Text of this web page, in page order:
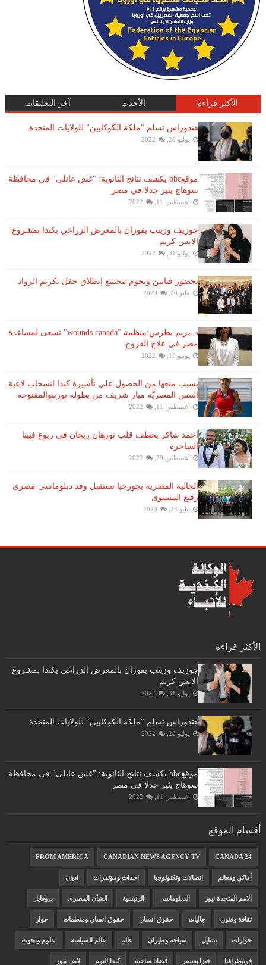
الأكثر قراءة الأحدث آخر التعليقات
هندوراس تسلم "ملكة الكوكايين" للولايات المتحدة
يوليو 28, 2022
موقعbbc يكشف نتائج الثانوية: "غش عائلي" فى محافظة
سوهاج يثير جدلا في مصر
أغسطس 11, 2022
جوزيف وزينب يفوزان بالمعرض الزراعي بكندا بمشروع
الايس كريم
يوليو 31, 2022
بحضور فنانين ونجوم مجتمع إنطلاق حفل تكريم الرواد
مايو 26, 2023
د.مريم بطرس:منظمة "wounds canada" تسعى لمساعدة
مصر فى علاج القروح
يونيو 13, 2022
بسبب منعها من الحصول على تأشيرة كندا انسحاب لاعبة ​
التنس​ المصريّة ​ميار شريف​ من بطولة ​تورنتو​المفتوحة
أغسطس 11, 2022
احمد شاكر يخطف قلب نورهان ريحان فى ربوع فيينا
الساحرة
أغسطس 29, 2022
الجالية المصرية بجورجيا تستقبل وفد دبلوماسى مصرى
رفيع المستوى
مايو 24, 2023
الأكثر قراءة
جوزيف وزينب يفوزان بالمعرض الزراعي بكندا بمشروع
الايس كريم
يوليو 31, 2022
هندوراس تسلم "ملكة الكوكايين" للولايات المتحدة
يوليو 28, 2022
موقعbbc يكشف نتائج الثانوية: "غش عائلي" فى محافظة
سوهاج يثير جدلا في مصر
أغسطس 11, 2022
أقسام الموقع
CANADA 24
CANADIAN NEWS AGENCY TV
FROM AMERICA
أماكن ومعالم اتصالات وتكنولوجيا احداث ومؤتمرات اديان
الامم المتحدة نيوز الدبلوماسى الرئيسية الشأن المصرى بروفايل
ثقافة وفنون جاليات حقوق انسان حقوق انسان ومنظمات حوار
حوارات ستايل سياحة وطيران عالم عالم السياسة علوم وبحوث
فوتوغرافيا فيزا وسفر قضايا ساخنة كندا اليوم لايف نيوز